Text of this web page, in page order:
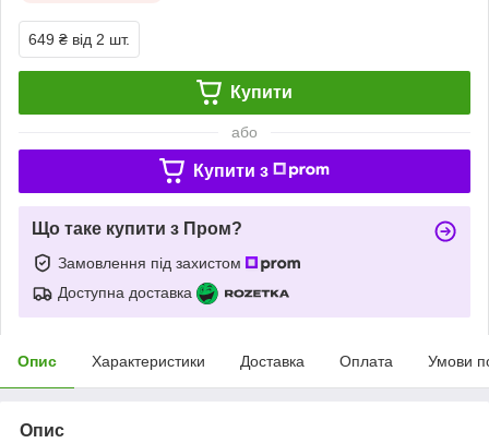
649 ₴ від 2 шт.
Купити
або
Купити з
Що таке купити з Пром?
Замовлення під захистом
Доступна доставка
Опис Характеристики Доставка Оплата Умови
Опис